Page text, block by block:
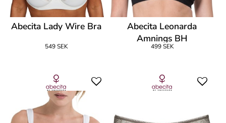
Abecita Lady Wire Bra
549 SEK
Abecita Leonarda
Amnings BH
499 SEK